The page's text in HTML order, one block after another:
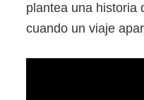
plantea una historia
cuando un viaje